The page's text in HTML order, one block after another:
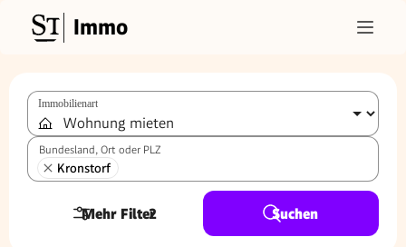
Immo
Immobilienart
Bundesland, Ort oder PLZ
Kronstorf
Mehr Filter
2 Suchen